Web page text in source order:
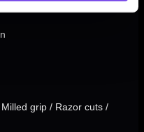
grip / Razor cuts /